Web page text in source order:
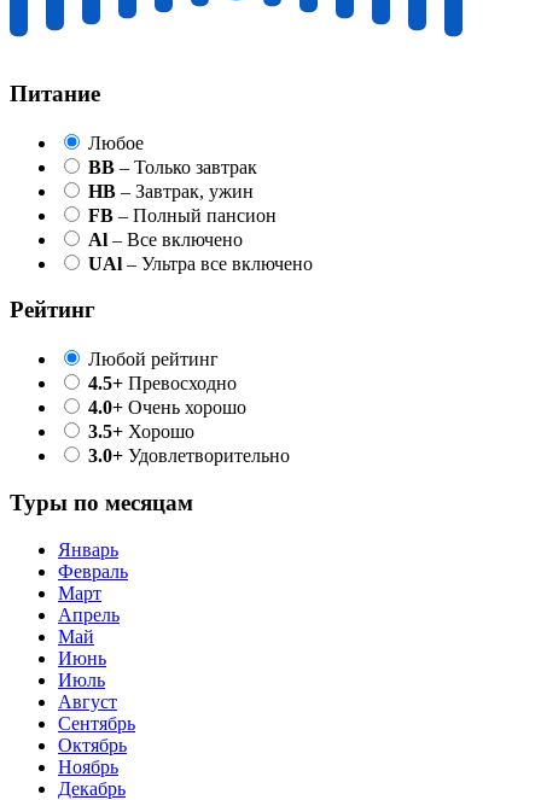
Питание
Любое
BB – Только завтрак
HB – Завтрак, ужин
FB – Полный пансион
Al – Все включено
UAl – Ультра все включено
Рейтинг
Любой рейтинг
4.5+ Превосходно
4.0+ Очень хорошо
3.5+ Хорошо
3.0+ Удовлетворительно
Туры по месяцам
Январь
Февраль
Март
Апрель
Май
Июнь
Июль
Август
Сентябрь
Октябрь
Ноябрь
Декабрь